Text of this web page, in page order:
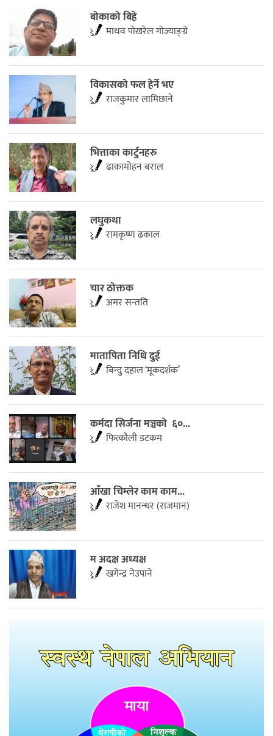
बोकाको बिहे
माधव पोखरेल गोज्याङ्ग्रे
विकासको फल हेर्ने भए
राजकुमार लामिछाने
भित्ताका कार्टुनहरु
ढाकामाेहन बराल
लघुकथा
रामकृष्ण ढकाल
चार ठोक्तक
अमर सन्तति
मातापिता निधि दुई
बिन्दु दहाल ‘मूकदर्शक’
कर्मदा सिर्जना मञ्चकाे ६०...
फित्काैली डटकम
आँखा चिम्लेर काम काम...
राजेश मानन्धर (राजमान)
म अदक्ष अध्यक्ष
खगेन्द्र नेउपाने